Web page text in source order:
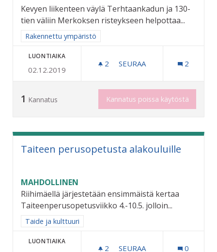
Kevyen liikenteen väylä Terhtaankadun ja 130-
tien väliin Merkoksen risteykseen helpottaa...
Rajaa tulokset aihepiirin mukaan: Rakennettu ympäristö
Rakennettu ympäristö
LUONTIAIKA
02.12.2019
2 2 SEURAAJAA
SEURAA 2
1 Kannatus Kannatus poissa käytöstä
Taiteen perusopetusta alakouluille
MAHDOLLINEN
Riihimäellä järjestetään ensimmäistä kertaa
Taiteenperusopetusviikko 4.-10.5. jolloin...
Rajaa tulokset aihepiirin mukaan: Taide ja kulttuuri
Taide ja kulttuuri
LUONTIAIKA
2 2 SEURAAJAA
SEURAA 0